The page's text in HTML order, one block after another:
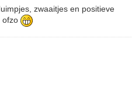
zwaaitjes en positieve
ofzo